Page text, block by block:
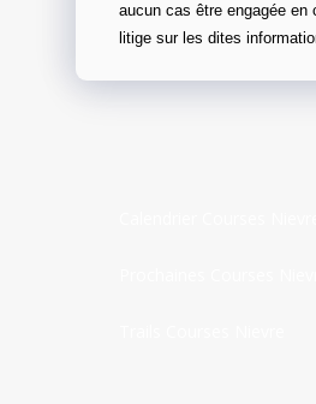
aucun cas être engagée en
litige sur les dites